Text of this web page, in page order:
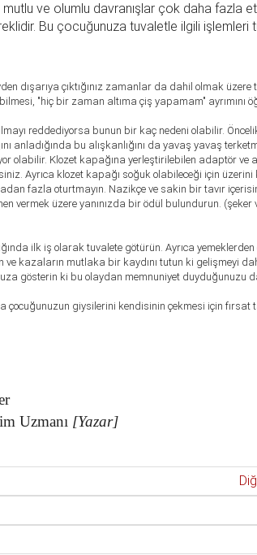
ve olumlu davranışlar çok daha fazla
Bu çocuğunuza tuvaletle ilgili işlemleri
dışarıya çıktığınız zamanlar da dahil olmak
"hiç bir zaman altıma çiş yapamam" ayrımını
reddediyorsa bunun bir kaç nedeni olabilir.
anladığında bu alışkanlığını da yavaş yavaş
olabilir. Klozet kapağına yerleştirilebilen adaptör
Ayrıca klozet kapağı soğuk olabileceği için
fazla oturtmayın. Nazikçe ve sakin bir tavır
vermek üzere yanınızda bir ödül bulundurun.
ilk iş olarak tuvalete götürün. Ayrıca
kazaların mutlaka bir kaydını tutun ki gelişmeyi
gösterin ki bu olaydan memnuniyet duyduğunuzu
çocuğunuzun giysilerini kendisinin çekmesi için fırsat
Uzmanı [Yazar]